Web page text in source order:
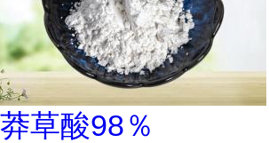
莽草酸98％